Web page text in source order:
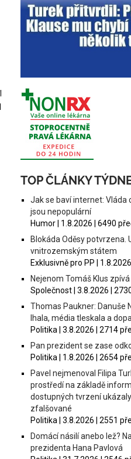
TOP ČLÁNKY
Jak se baví internet: Vláda
jsou nepopulární
Humor | 1.8.2026 | 6490
Blokáda Oděsy potvrzena.
vnitrozemským státem
Exklusivně pro PP |
Nejenom Tomáš Klus
Společnost | 3.8.2026 |
Thomas Paukner: Danuše
lhala, média tleskala a
Politika | 3.8.2026 | 2714
Pan prezident se zase
Politika | 1.8.2026 | 2654
Pavel nejmenoval Filipa
prostředí na základě
dostupných tvrzení
zfalšované
Politika | 3.8.2026 | 2551
Domácí násilí anebo lež?
prezidenta Hana Pavlová